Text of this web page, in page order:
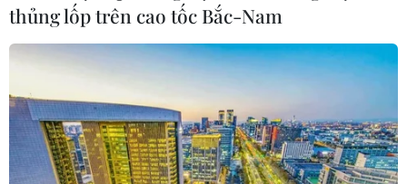
11/2023.
Ngoài ra, loạt từ ngữ mới của giới trẻ cũng góp
mặt như: Đúng nhận sai cãi, kiwi kiwi, Kiếp
nạn thứ 82, Cần sự riêng tư, À Lôi, Tam tai.../.
(Vietnam+)
thủng lốp trên cao tốc Bắc-Nam